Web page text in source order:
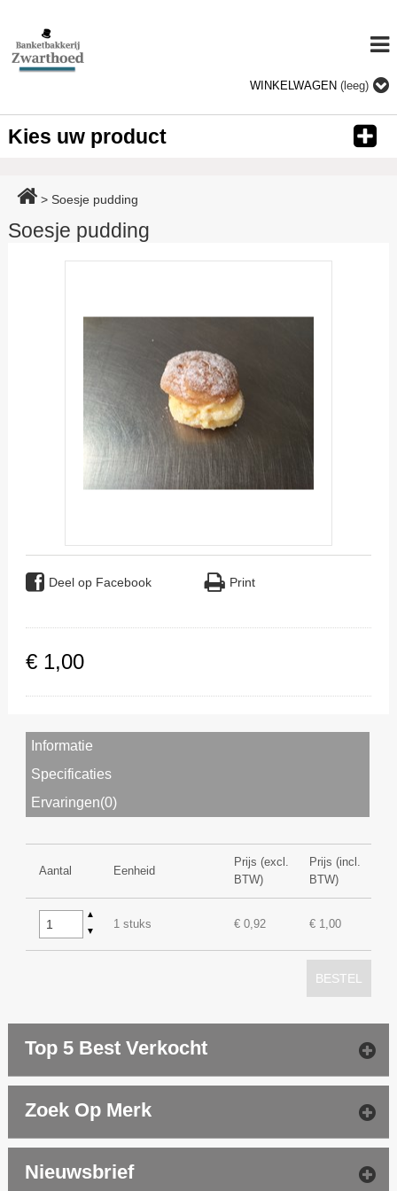
WINKELWAGEN (leeg)
Kies uw product
> Soesje pudding
Soesje pudding
Deel op Facebook Print
€ 1,00
Informatie
Specificaties
Ervaringen(0)
Aantal Eenheid
Prijs (excl.
BTW)
Prijs (incl.
BTW)
▲
▼
1 stuks € 0,92 € 1,00
BESTEL
Top 5 Best Verkocht
Zoek Op Merk
Nieuwsbrief